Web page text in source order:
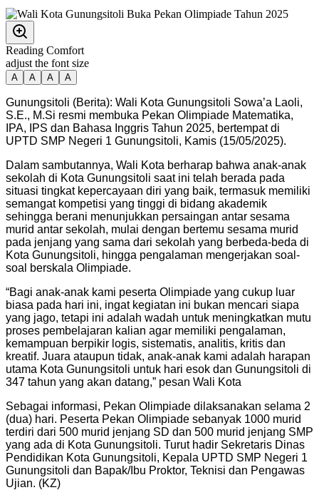
Reading Comfort
adjust the font size
A A A A
Gunungsitoli (Berita): Wali Kota Gunungsitoli Sowa’a Laoli,
S.E., M.Si resmi membuka Pekan Olimpiade Matematika,
IPA, IPS dan Bahasa Inggris Tahun 2025, bertempat di
UPTD SMP Negeri 1 Gunungsitoli, Kamis (15/05/2025).
Dalam sambutannya, Wali Kota berharap bahwa anak-anak
sekolah di Kota Gunungsitoli saat ini telah berada pada
situasi tingkat kepercayaan diri yang baik, termasuk memiliki
semangat kompetisi yang tinggi di bidang akademik
sehingga berani menunjukkan persaingan antar sesama
murid antar sekolah, mulai dengan bertemu sesama murid
pada jenjang yang sama dari sekolah yang berbeda-beda di
Kota Gunungsitoli, hingga pengalaman mengerjakan soal-
soal berskala Olimpiade.
“Bagi anak-anak kami peserta Olimpiade yang cukup luar
biasa pada hari ini, ingat kegiatan ini bukan mencari siapa
yang jago, tetapi ini adalah wadah untuk meningkatkan mutu
proses pembelajaran kalian agar memiliki pengalaman,
kemampuan berpikir logis, sistematis, analitis, kritis dan
kreatif. Juara ataupun tidak, anak-anak kami adalah harapan
utama Kota Gunungsitoli untuk hari esok dan Gunungsitoli di
347 tahun yang akan datang,” pesan Wali Kota
Sebagai informasi, Pekan Olimpiade dilaksanakan selama 2
(dua) hari. Peserta Pekan Olimpiade sebanyak 1000 murid
terdiri dari 500 murid jenjang SD dan 500 murid jenjang SMP
yang ada di Kota Gunungsitoli. Turut hadir Sekretaris Dinas
Pendidikan Kota Gunungsitoli, Kepala UPTD SMP Negeri 1
Gunungsitoli dan Bapak/Ibu Proktor, Teknisi dan Pengawas
Ujian. (KZ)